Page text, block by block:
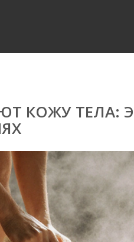
КОЖУ ТЕЛА: